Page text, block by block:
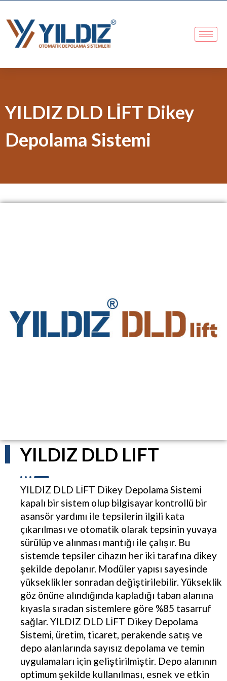
YILDIZ DLD LİFT Dikey
Depolama Sistemi
YILDIZ DLD LIFT
YILDIZ DLD LİFT Dikey Depolama Sistemi
kapalı bir sistem olup bilgisayar kontrollü bir
asansör yardımı ile tepsilerin ilgili kata
çıkarılması ve otomatik olarak tepsinin yuvaya
sürülüp ve alınması mantığı ile çalışır. Bu
sistemde tepsiler cihazın her iki tarafına dikey
şekilde depolanır. Modüler yapısı sayesinde
yükseklikler sonradan değiştirilebilir. Yükseklik
göz önüne alındığında kapladığı taban alanına
kıyasla sıradan sistemlere göre %85 tasarruf
sağlar. YILDIZ DLD LİFT Dikey Depolama
Sistemi, üretim, ticaret, perakende satış ve
depo alanlarında sayısız depolama ve temin
uygulamaları için geliştirilmiştir. Depo alanının
optimum şekilde kullanılması, esnek ve etkin